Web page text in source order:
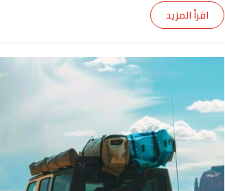
اقرأ المزيد